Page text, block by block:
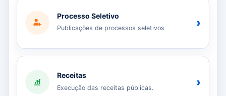
Processo Seletivo
Publicações de processos seletivos ›
Receitas
Execução das receitas públicas. ›